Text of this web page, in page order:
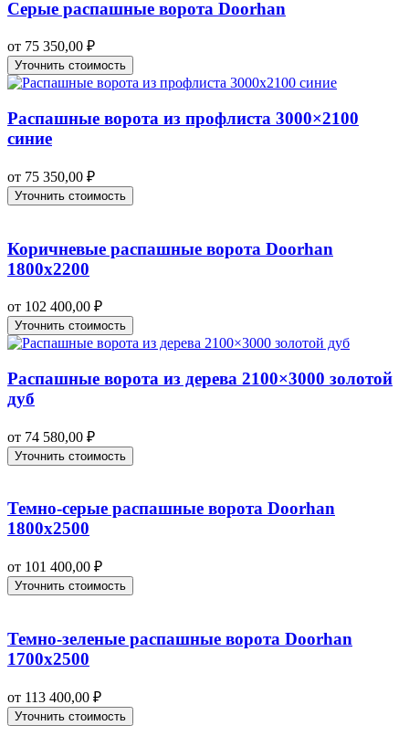
Серые распашные ворота Doorhan
от 75 350,00 ₽
Уточнить стоимость
Распашные ворота из профлиста 3000×2100
синие
от 75 350,00 ₽
Уточнить стоимость
Коричневые распашные ворота Doorhan
1800х2200
от 102 400,00 ₽
Уточнить стоимость
Распашные ворота из дерева 2100×3000 золотой
дуб
от 74 580,00 ₽
Уточнить стоимость
Темно-серые распашные ворота Doorhan
1800х2500
от 101 400,00 ₽
Уточнить стоимость
Темно-зеленые распашные ворота Doorhan
1700х2500
от 113 400,00 ₽
Уточнить стоимость